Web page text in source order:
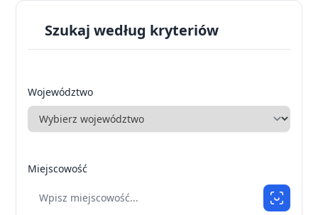
Szukaj według kryteriów
Województwo
Miejscowość